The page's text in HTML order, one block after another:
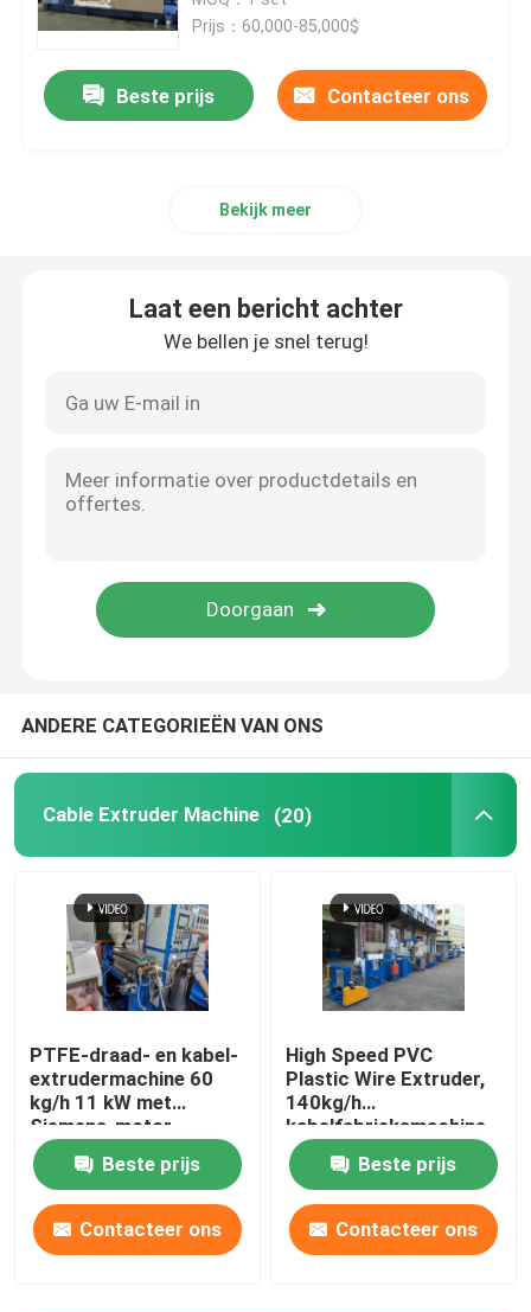
Kabel die Machine verdraaien
kabelspinmachine
koperen lasmachine
Lasersnijmachine
Kabelbollen
CCV-lijnen
Kabelkop
Prijs：60,000-85,000$
Beste prijs Contacteer ons
Bekijk meer
Laat een bericht achter
We bellen je snel terug!
ANDERE CATEGORIEËN VAN ONS
Cable Extruder Machine (20)
PTFE-draad- en kabel-
extrudermachine 60
kg/h 11 kW met
Siemens-motor
Beste prijs
Contacteer ons
High Speed PVC
Plastic Wire Extruder,
140kg/h
kabelfabrieksmachine
Beste prijs
Contacteer ons